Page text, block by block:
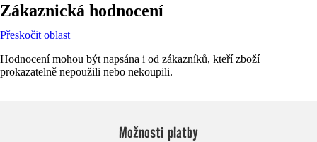
Zákaznická hodnocení
Přeskočit oblast
Hodnocení mohou být napsána i od zákazníků, kteří zboží
prokazatelně nepoužili nebo nekoupili.
Možnosti platby